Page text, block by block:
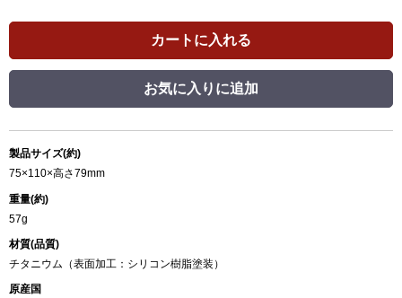
カートに入れる
お気に入りに追加
製品サイズ(約)
75×110×高さ79mm
重量(約)
57g
材質(品質)
チタニウム（表面加工：シリコン樹脂塗装）
原産国